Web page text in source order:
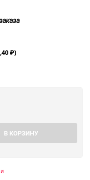
₽)
В КОРЗИНУ